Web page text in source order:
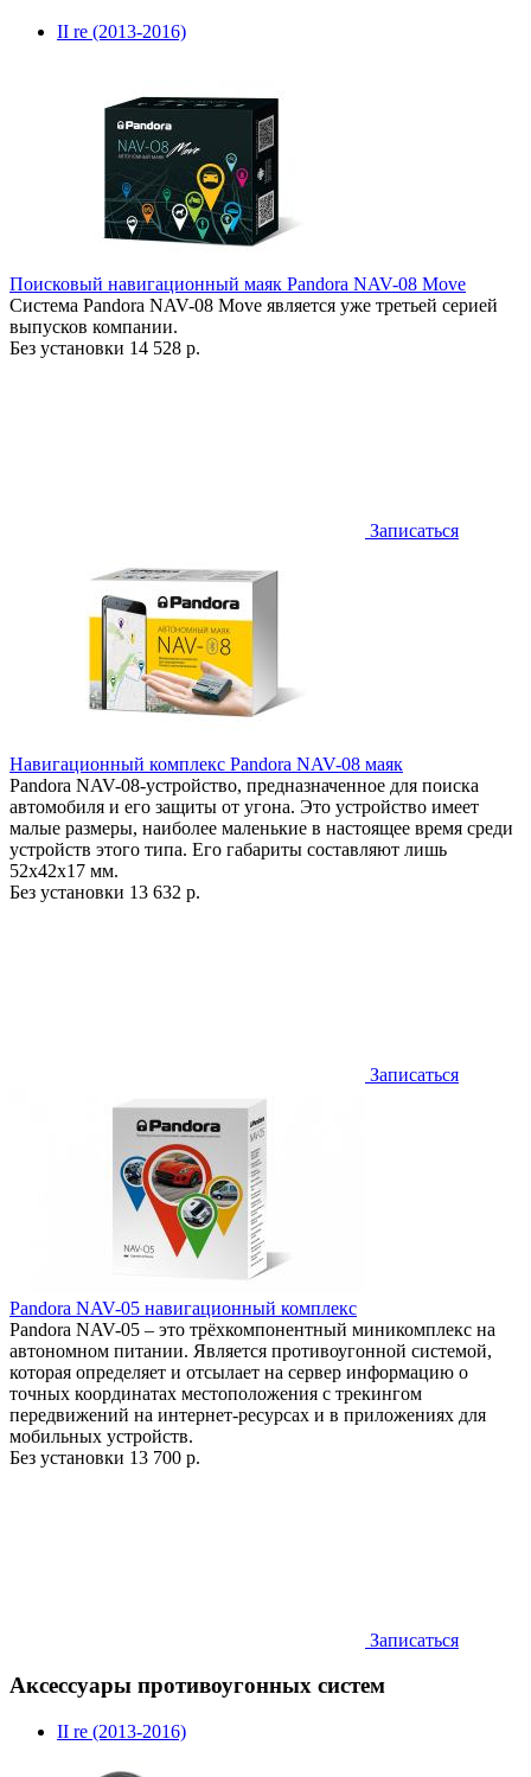
II re (2013-2016)
Поисковый навигационный маяк Pandora NAV-08 Move
Система Pandora NAV-08 Move является уже третьей серией
выпусков компании.
Без установки 14 528 р.
Записаться
Навигационный комплекс Pandora NAV-08 маяк
Pandora NAV-08-устройство, предназначенное для поиска
автомобиля и его защиты от угона. Это устройство имеет
малые размеры, наиболее маленькие в настоящее время среди
устройств этого типа. Его габариты составляют лишь
52х42х17 мм.
Без установки 13 632 р.
Записаться
Pandora NAV-05 навигационный комплекс
Pandora NAV-05 – это трёхкомпонентный миникомплекс на
автономном питании. Является противоугонной системой,
которая определяет и отсылает на сервер информацию о
точных координатах местоположения с трекингом
передвижений на интернет-ресурсах и в приложениях для
мобильных устройств.
Без установки 13 700 р.
Записаться
Аксессуары противоугонных систем
II re (2013-2016)